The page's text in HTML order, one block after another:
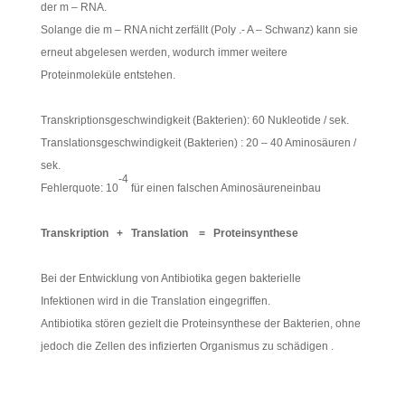
der m – RNA.
Solange die m – RNA nicht zerfällt (Poly .- A – Schwanz) kann sie
erneut abgelesen werden, wodurch immer weitere
Proteinmoleküle entstehen.
Transkriptionsgeschwindigkeit (Bakterien): 60 Nukleotide / sek.
Translationsgeschwindigkeit (Bakterien) : 20 – 40 Aminosäuren /
sek.
Fehlerquote: 10
-4
für einen falschen Aminosäureneinbau
Transkription + Translation = Proteinsynthese
Bei der Entwicklung von Antibiotika gegen bakterielle
Infektionen wird in die Translation eingegriffen.
Antibiotika stören gezielt die Proteinsynthese der Bakterien, ohne
jedoch die Zellen des infizierten Organismus zu schädigen .